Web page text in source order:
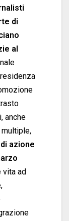
di
al
anche
azione
vita ad